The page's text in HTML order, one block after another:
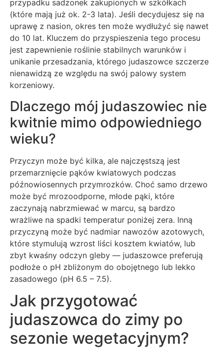
przypadku sadzonek zakupionych w szkółkach
(które mają już ok. 2-3 lata). Jeśli decydujesz się na
uprawę z nasion, okres ten może wydłużyć się nawet
do 10 lat. Kluczem do przyspieszenia tego procesu
jest zapewnienie roślinie stabilnych warunków i
unikanie przesadzania, którego judaszowce szczerze
nienawidzą ze względu na swój palowy system
korzeniowy.
Dlaczego mój judaszowiec nie
kwitnie mimo odpowiedniego
wieku?
Przyczyn może być kilka, ale najczęstszą jest
przemarznięcie pąków kwiatowych podczas
późnowiosennych przymrozków. Choć samo drzewo
może być mrozoodporne, młode pąki, które
zaczynają nabrzmiewać w marcu, są bardzo
wrażliwe na spadki temperatur poniżej zera. Inną
przyczyną może być nadmiar nawozów azotowych,
które stymulują wzrost liści kosztem kwiatów, lub
zbyt kwaśny odczyn gleby — judaszowce preferują
podłoże o pH zbliżonym do obojętnego lub lekko
zasadowego (pH 6.5 – 7.5).
Jak przygotować
judaszowca do zimy po
sezonie wegetacyjnym?